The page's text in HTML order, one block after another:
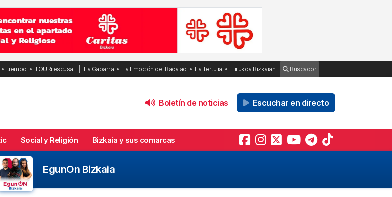
tiempo TOURrescusa La Gabarra La Emoción del Bacalao La Tertulia Hirukoa Bizkaian Buscador
Boletín de noticias Escuchar en directo
Social y Religión Bizkaia y sus comarcas
EgunOn Bizkaia